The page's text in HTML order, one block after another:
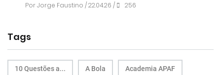
PorJorge Faustino / 22.04.26 / 256
Tags
10 Questões a... A Bola Academia APAF